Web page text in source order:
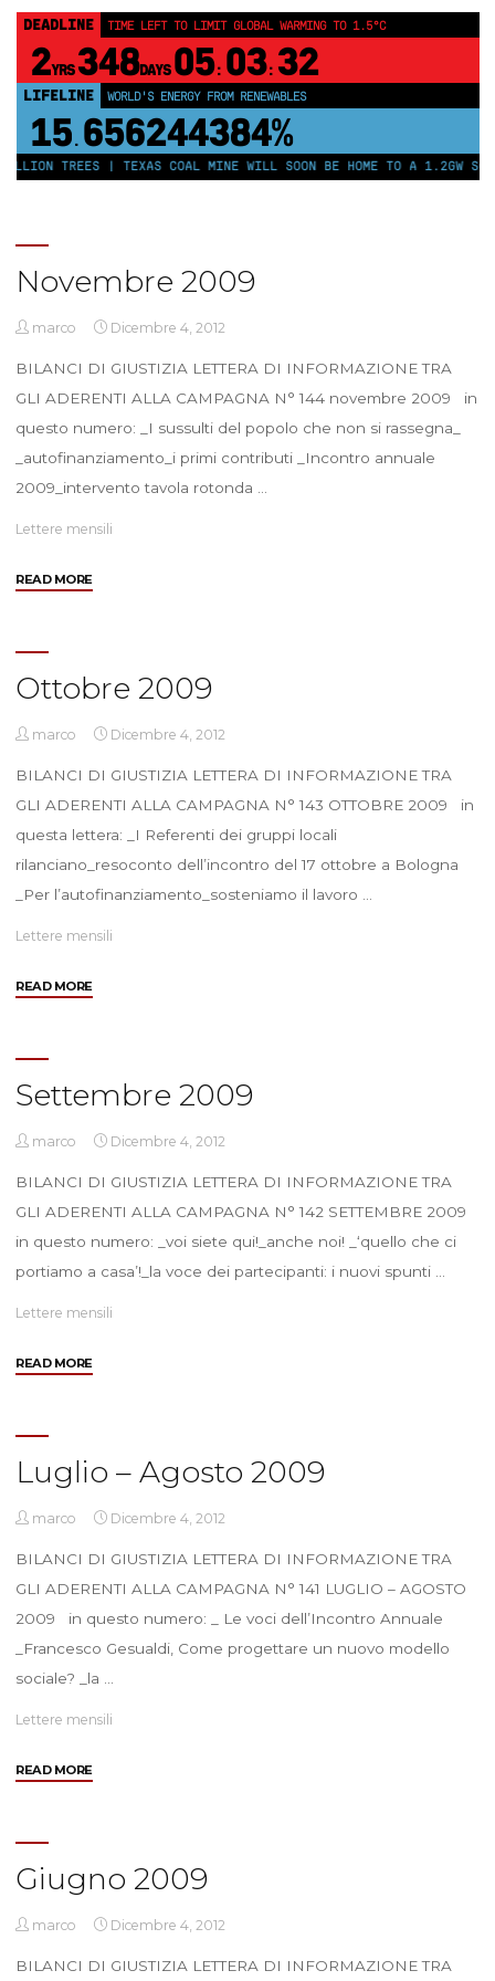
DEADLINE TIME LEFT TO LIMIT GLOBAL WARMING TO 1.5°C
2YRS 348DAYS 05: 03: 31
LIFELINE LAND PROTECTED BY INDIGENOUS PEOPLE
43,500,000km²
TREES | TEXAS COAL MINE WILL SOON BE HOME TO A 1.2GW
Novembre 2009
marco Dicembre 4, 2012
BILANCI DI GIUSTIZIA LETTERA DI INFORMAZIONE TRA
GLI ADERENTI ALLA CAMPAGNA N° 144 novembre 2009 in
questo numero: _I sussulti del popolo che non si rassegna_
_autofinanziamento_i primi contributi _Incontro annuale
2009_intervento tavola rotonda …
Lettere mensili
READ MORE"Novembre
Ottobre 2009
marco Dicembre 4, 2012
BILANCI DI GIUSTIZIA LETTERA DI INFORMAZIONE TRA
GLI ADERENTI ALLA CAMPAGNA N° 143 OTTOBRE 2009 in
questa lettera: _I Referenti dei gruppi locali
rilanciano_resoconto dell’incontro del 17 ottobre a Bologna
_Per l’autofinanziamento_sosteniamo il lavoro …
Lettere mensili
READ MORE"Ottobre
Settembre 2009
marco Dicembre 4, 2012
BILANCI DI GIUSTIZIA LETTERA DI INFORMAZIONE TRA
GLI ADERENTI ALLA CAMPAGNA N° 142 SETTEMBRE 2009
in questo numero: _voi siete qui!_anche noi! _‘quello che ci
portiamo a casa’!_la voce dei partecipanti: i nuovi spunti …
Lettere mensili
READ MORE"Settembre
Luglio – Agosto 2009
marco Dicembre 4, 2012
BILANCI DI GIUSTIZIA LETTERA DI INFORMAZIONE TRA
GLI ADERENTI ALLA CAMPAGNA N° 141 LUGLIO – AGOSTO
2009 in questo numero: _ Le voci dell’Incontro Annuale
_Francesco Gesualdi, Come progettare un nuovo modello
sociale? _la …
Lettere mensili
READ MORE"Luglio
Giugno 2009
marco Dicembre 4, 2012
BILANCI DI GIUSTIZIA LETTERA DI INFORMAZIONE TRA